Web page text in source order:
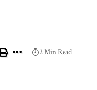
2 Min Read